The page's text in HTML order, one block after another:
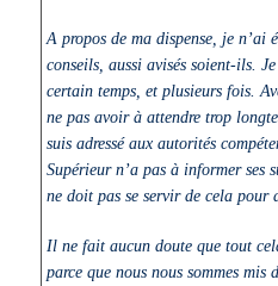
A propos de ma dispense, je n’ai
conseils, aussi avisés soient-ils.
certain temps, et plusieurs fois.
ne pas avoir à attendre trop
suis adressé aux autorités
Supérieur n’a pas à informer ses
ne doit pas se servir de cela pour
Il ne fait aucun doute que tout
parce que nous nous sommes